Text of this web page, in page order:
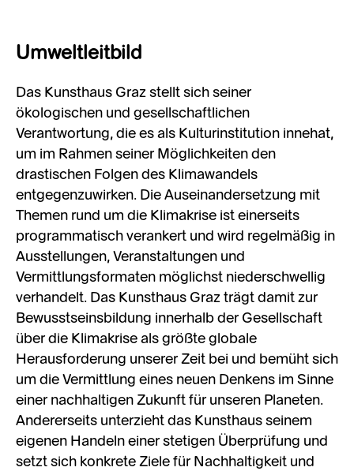
Umweltleitbild
Das Kunsthaus Graz stellt sich seiner
ökologischen und gesellschaftlichen
Verantwortung, die es als Kulturinstitution innehat,
um im Rahmen seiner Möglichkeiten den
drastischen Folgen des Klimawandels
entgegenzuwirken. Die Auseinandersetzung mit
Themen rund um die Klimakrise ist einerseits
programmatisch verankert und wird regelmäßig in
Ausstellungen, Veranstaltungen und
Vermittlungsformaten möglichst niederschwellig
verhandelt. Das Kunsthaus Graz trägt damit zur
Bewusstseinsbildung innerhalb der Gesellschaft
über die Klimakrise als größte globale
Herausforderung unserer Zeit bei und bemüht sich
um die Vermittlung eines neuen Denkens im Sinne
einer nachhaltigen Zukunft für unseren Planeten.
Andererseits unterzieht das Kunsthaus seinem
eigenen Handeln einer stetigen Überprüfung und
setzt sich konkrete Ziele für Nachhaltigkeit und